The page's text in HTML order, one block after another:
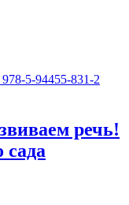
речь!
сада